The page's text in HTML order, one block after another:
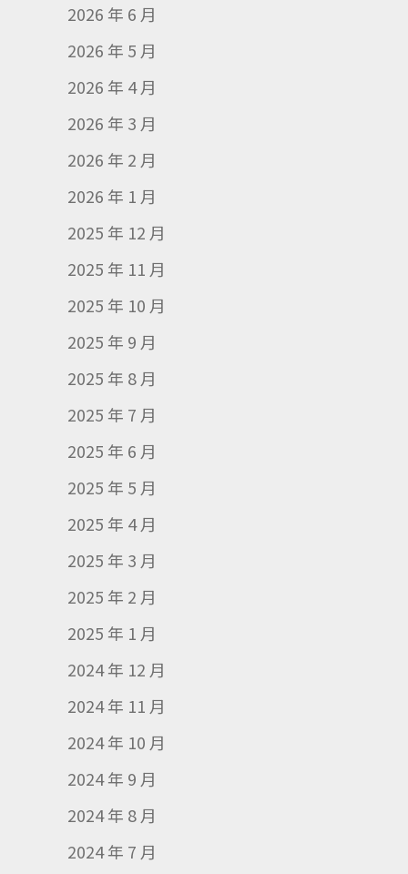
2026 年 6 月
2026 年 5 月
2026 年 4 月
2026 年 3 月
2026 年 2 月
2026 年 1 月
2025 年 12 月
2025 年 11 月
2025 年 10 月
2025 年 9 月
2025 年 8 月
2025 年 7 月
2025 年 6 月
2025 年 5 月
2025 年 4 月
2025 年 3 月
2025 年 2 月
2025 年 1 月
2024 年 12 月
2024 年 11 月
2024 年 10 月
2024 年 9 月
2024 年 8 月
2024 年 7 月